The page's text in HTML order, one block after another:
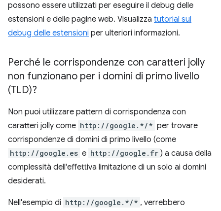
possono essere utilizzati per eseguire il debug delle
estensioni e delle pagine web. Visualizza tutorial sul
debug delle estensioni per ulteriori informazioni.
Perché le corrispondenze con caratteri jolly
non funzionano per i domini di primo livello
(TLD)?
Non puoi utilizzare pattern di corrispondenza con
caratteri jolly come http://google.*/* per trovare
corrispondenze di domini di primo livello (come
http://google.es e http://google.fr ) a causa della
complessità dell'effettiva limitazione di un solo ai domini
desiderati.
Nell'esempio di http://google.*/* , verrebbero